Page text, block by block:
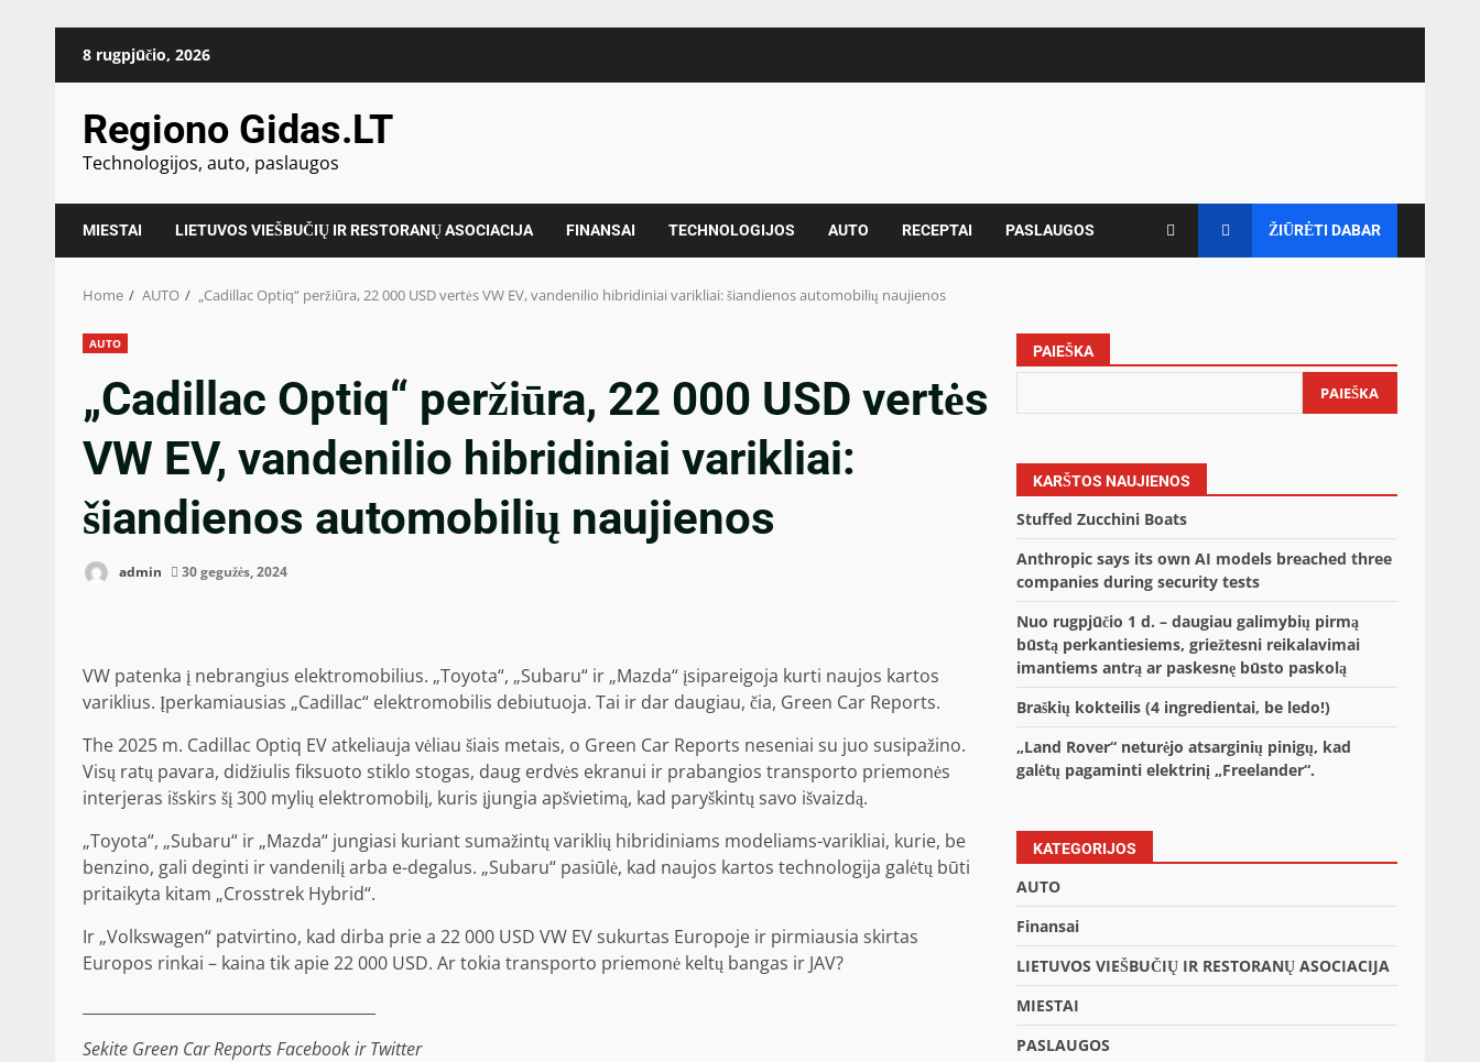
8 rugpjūčio, 2026
Regiono Gidas.LT
Technologijos, auto, paslaugos
MIESTAI LIETUVOS VIEŠBUČIŲ IR RESTORANŲ ASOCIACIJA FINANSAI TECHNOLOGIJOS AUTO RECEPTAI PASLAUGOS ŽIŪRĖTI DABAR
Home AUTO „Cadillac Optiq“ peržiūra, 22 000 USD vertės VW EV, vandenilio hibridiniai varikliai: šiandienos automobilių naujienos
AUTO
„Cadillac Optiq“ peržiūra, 22 000 USD vertės
VW EV, vandenilio hibridiniai varikliai:
šiandienos automobilių naujienos
admin 30 gegužės, 2024
VW patenka į nebrangius elektromobilius. „Toyota“, „Subaru“ ir „Mazda“ įsipareigoja kurti naujos kartos
variklius. Įperkamiausias „Cadillac“ elektromobilis debiutuoja. Tai ir dar daugiau, čia, Green Car Reports.
The2025 m. Cadillac Optiq EVatkeliauja vėliau šiais metais, o Green Car Reports neseniai su juo susipažino.
Visų ratų pavara, didžiulis fiksuoto stiklo stogas, daug erdvės ekranui ir prabangios transporto priemonės
interjeras išskirs šį 300 mylių elektromobilį, kuris įjungia apšvietimą, kad paryškintų savo išvaizdą.
„Toyota“, „Subaru“ ir „Mazda“ jungiasi kuriantsumažintų variklių hibridiniams modeliams-varikliai, kurie, be
benzino, gali deginti ir vandenilį arba e-degalus. „Subaru“ pasiūlė, kad naujos kartos technologija galėtų būti
pritaikyta kitam „Crosstrek Hybrid“.
Ir „Volkswagen“ patvirtino, kad dirba prie a 22 000 USD VW EVsukurtas Europoje ir pirmiausia skirtas
Europos rinkai – kaina tik apie 22 000 USD. Ar tokia transporto priemonė keltų bangas ir JAV?
Sekite Green Car ReportsFacebookirTwitter
PAIEŠKA
PAIEŠKA
KARŠTOS NAUJIENOS
Stuffed Zucchini Boats
Anthropic says its own AI models breached three
companies during security tests
Nuo rugpjūčio 1 d. – daugiau galimybių pirmą
būstą perkantiesiems, griežtesni reikalavimai
imantiems antrą ar paskesnę būsto paskolą
Braškių kokteilis (4 ingredientai, be ledo!)
„Land Rover“ neturėjo atsarginių pinigų, kad
galėtų pagaminti elektrinį „Freelander“.
KATEGORIJOS
AUTO
Finansai
LIETUVOS VIEŠBUČIŲ IR RESTORANŲ ASOCIACIJA
MIESTAI
PASLAUGOS